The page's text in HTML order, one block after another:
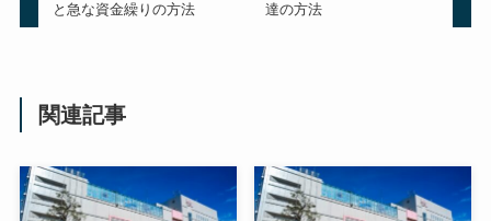
と急な資金繰りの方法
達の方法
関連記事